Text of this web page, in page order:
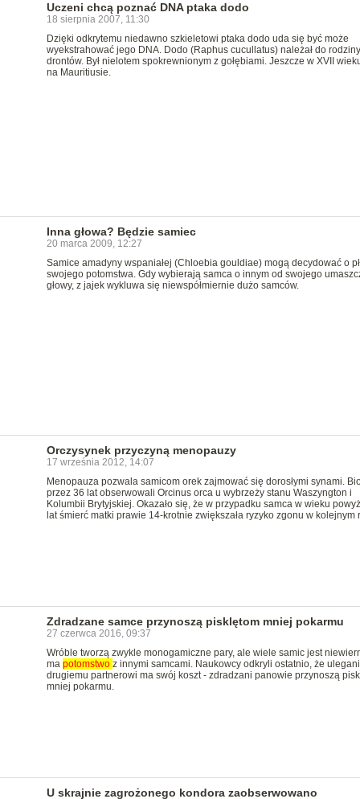
Uczeni chcą poznać DNA ptaka dodo
18 sierpnia 2007, 11:30
Dzięki odkrytemu niedawno szkieletowi ptaka dodo uda się być może
wyekstrahować jego DNA. Dodo (Raphus cucullatus) należał do rodziny
drontów. Był nielotem spokrewnionym z gołębiami. Jeszcze w XVII
na Mauritiusie.
Inna głowa? Będzie samiec
20 marca 2009, 12:27
Samice amadyny wspaniałej (Chloebia gouldiae) mogą decydować o
swojego potomstwa. Gdy wybierają samca o innym od swojego
głowy, z jajek wykluwa się niewspółmiernie dużo samców.
Orczysynek przyczyną menopauzy
17 września 2012, 14:07
Menopauza pozwala samicom orek zajmować się dorosłymi synami.
przez 36 lat obserwowali Orcinus orca u wybrzeży stanu Waszyngton i
Kolumbii Brytyjskiej. Okazało się, że w przypadku samca w wieku
lat śmierć matki prawie 14-krotnie zwiększała ryzyko zgonu w kolejnym
Zdradzane samce przynoszą pisklętom mniej pokarmu
27 czerwca 2016, 09:37
Wróble tworzą zwykle monogamiczne pary, ale wiele samic jest
ma potomstwo z innymi samcami. Naukowcy odkryli ostatnio, że
drugiemu partnerowi ma swój koszt - zdradzani panowie przynoszą
mniej pokarmu.
U skrajnie zagrożonego kondora zaobserwowano